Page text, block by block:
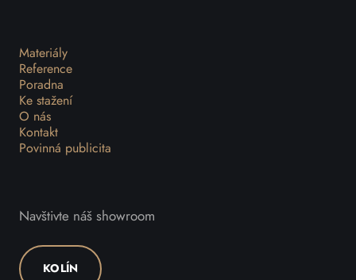
Materiály
Reference
Poradna
Ke stažení
O nás
Kontakt
Povinná publicita
Navštivte náš showroom
KOLÍN